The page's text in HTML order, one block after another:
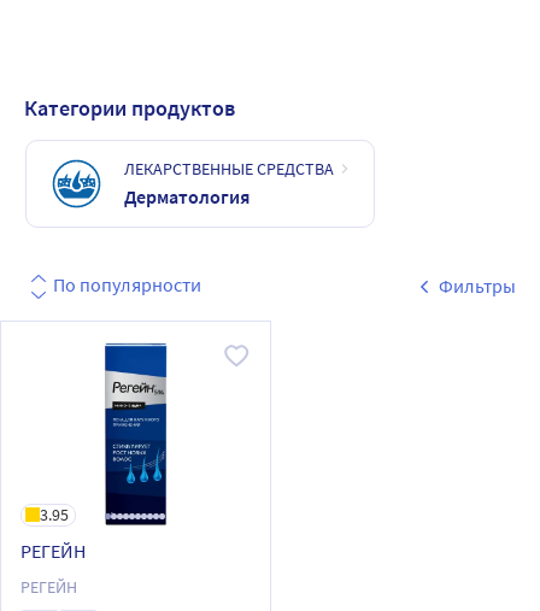
Категории продуктов
ЛЕКАРСТВЕННЫЕ СРЕДСТВА
Дерматология
По популярности Фильтры
3.95
РЕГЕЙН
РЕГЕЙН